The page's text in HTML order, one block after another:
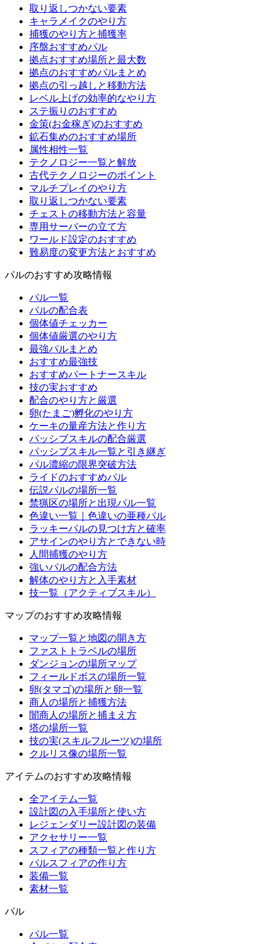
取り返しつかない要素
キャラメイクのやり方
捕獲のやり方と捕獲率
序盤おすすめパル
拠点おすすめ場所と最大数
拠点のおすすめパルまとめ
拠点の引っ越しと移動方法
レベル上げの効率的なやり方
ステ振りのおすすめ
金策(お金稼ぎ)のおすすめ
鉱石集めのおすすめ場所
属性相性一覧
テクノロジー一覧と解放
古代テクノロジーのポイント
マルチプレイのやり方
取り返しつかない要素
チェストの移動方法と容量
専用サーバーの立て方
ワールド設定のおすすめ
難易度の変更方法とおすすめ
パルのおすすめ攻略情報
パル一覧
パルの配合表
個体値チェッカー
個体値厳選のやり方
最強パルまとめ
おすすめ最強技
おすすめパートナースキル
技の実おすすめ
配合のやり方と厳選
卵(たまご)孵化のやり方
ケーキの量産方法と作り方
パッシブスキルの配合厳選
パッシブスキル一覧と引き継ぎ
パル濃縮の限界突破方法
ライドのおすすめパル
伝説パルの場所一覧
禁猟区の場所と出現パル一覧
色違い一覧｜色違いの亜種パル
ラッキーパルの見つけ方と確率
アサインのやり方とできない時
人間捕獲のやり方
強いパルの配合方法
解体のやり方と入手素材
技一覧（アクティブスキル）
マップのおすすめ攻略情報
マップ一覧と地図の開き方
ファストトラベルの場所
ダンジョンの場所マップ
フィールドボスの場所一覧
卵(タマゴ)の場所と卵一覧
商人の場所と捕獲方法
闇商人の場所と捕まえ方
塔の場所一覧
技の実(スキルフルーツ)の場所
クルリス像の場所一覧
アイテムのおすすめ攻略情報
全アイテム一覧
設計図の入手場所と使い方
レジェンダリー設計図の装備
アクセサリー一覧
スフィアの種類一覧と作り方
パルスフィアの作り方
装備一覧
素材一覧
パル
パル一覧